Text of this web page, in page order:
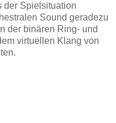
der Spielsituation
Sound geradezu
der binären Ring- und
virtuellen Klang von